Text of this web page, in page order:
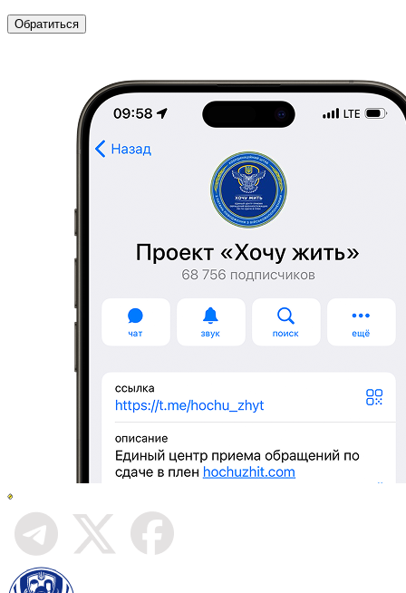
Обратиться